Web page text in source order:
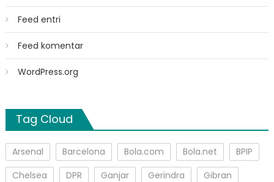
Feed entri
Feed komentar
WordPress.org
Tag Cloud
Arsenal Barcelona Bola.com Bola.net
BPIP
Chelsea
DPR Ganjar Gerindra
Gibran